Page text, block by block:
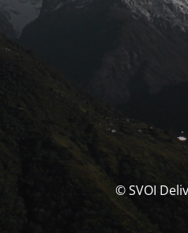
© SVOI